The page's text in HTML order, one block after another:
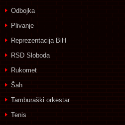
Odbojka
Plivanje
Reprezentacija BiH
RSD Sloboda
Rukomet
Šah
Tamburaški orkestar
Tenis